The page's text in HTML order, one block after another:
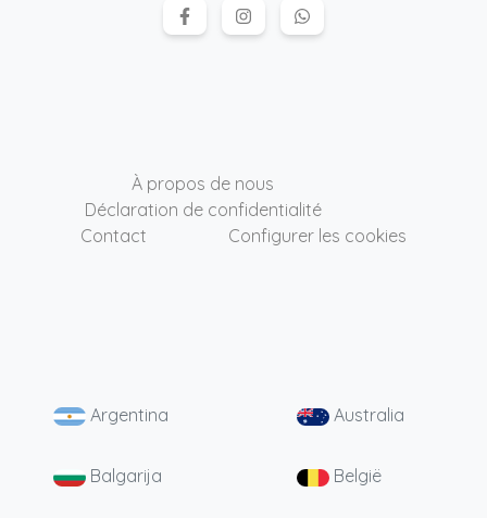
À propos de nous
Déclaration de confidentialité
Contact
Configurer les cookies
Argentina Australia
Balgarija België